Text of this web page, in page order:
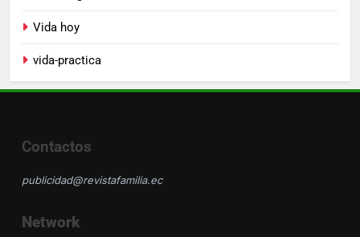
Vida hoy
vida-practica
Contactos
publicidad@revistafamilia.ec
Network